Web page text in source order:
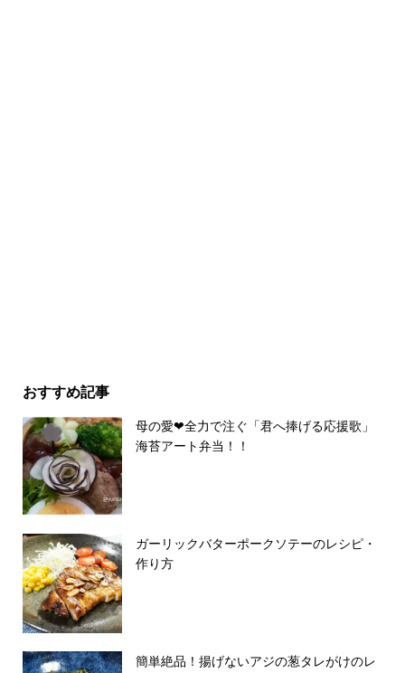
おすすめ記事
母の愛❤︎全力で注ぐ「君へ捧げる応援歌」
海苔アート弁当！！
ガーリックバターポークソテーのレシピ・
作り方
簡単絶品！揚げないアジの葱タレがけのレ